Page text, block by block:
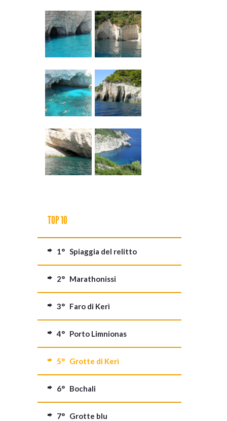
TOP 10
1° Spiaggia del relitto
2° Marathonissi
3° Faro di Kerì
4° Porto Limnionas
5° Grotte di Kerì
6° Bochali
7° Grotte blu